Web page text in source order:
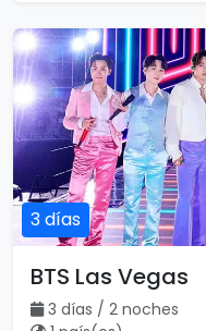
3 días
BTS Las Vegas
3 días / 2 noches